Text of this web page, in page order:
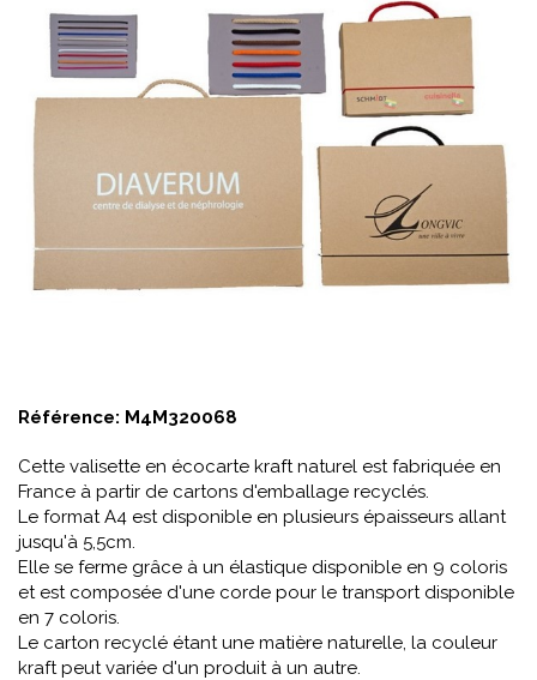
Référence: M4M320068
Cette valisette en écocarte kraft naturel est fabriquée en
France à partir de cartons d'emballage recyclés.
Le format A4 est disponible en plusieurs épaisseurs allant
jusqu'à 5,5cm.
Elle se ferme grâce à un élastique disponible en 9 coloris
et est composée d'une corde pour le transport disponible
en 7 coloris.
Le carton recyclé étant une matière naturelle, la couleur
kraft peut variée d'un produit à un autre.